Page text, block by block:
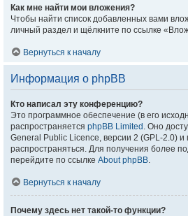
Как мне найти мои вложения?
Чтобы найти список добавленных вами
личный раздел и щёлкните по ссылке
Вернуться к началу
Информация о phpBB
Кто написал эту конференцию?
Это программное обеспечение (в его
распространяется phpBB Limited . Оно
General Public Licence, версии 2 (GPL-2.0)
распространяться. Для получения более
перейдите по ссылке About phpBB.
Вернуться к началу
Почему здесь нет такой-то функции?